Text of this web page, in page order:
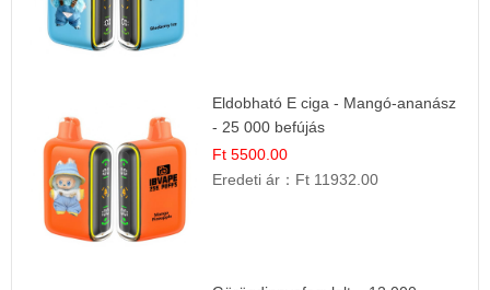
Eldobható E ciga - Mangó-ananász
- 25 000 befújás
Ft 5500.00
Eredeti ár： Ft 11932.00